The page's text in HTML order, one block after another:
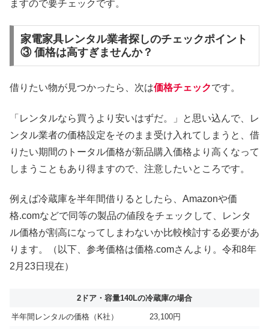
ますので要チェックです。
家電家具レンタル業者探しのチェックポイント
③ 価格は高すぎませんか？
借りたい物が見つかったら、次は価格チェックです。
「レンタルなら買うより安いはずだ。」と思い込んで、レ
ンタル業者の価格設定をそのまま受け入れてしまうと、借
りたい期間のトータル価格が新品購入価格より高くなって
しまうこともあり得ますので、注意したいところです。
例えば冷蔵庫を半年間借りるとしたら、Amazonや価
格.comなどで同等の製品の値段をチェックして、レンタ
ル価格が割高になってしまわないか比較検討する必要があ
ります。（以下、参考価格は価格.comさんより。令和8年
2月23日現在）
2ドア・容量140Lの冷蔵庫の場合
半年間レンタルの価格（K社）
23,100円